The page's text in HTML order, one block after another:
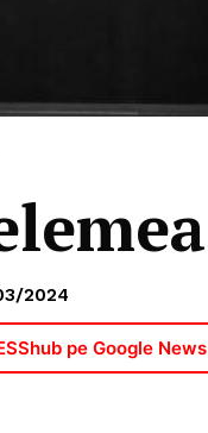
2024
pe Google News